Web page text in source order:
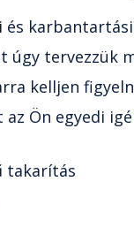
és
úgy tervezzük
kelljen
Ön egyedi
takarítás